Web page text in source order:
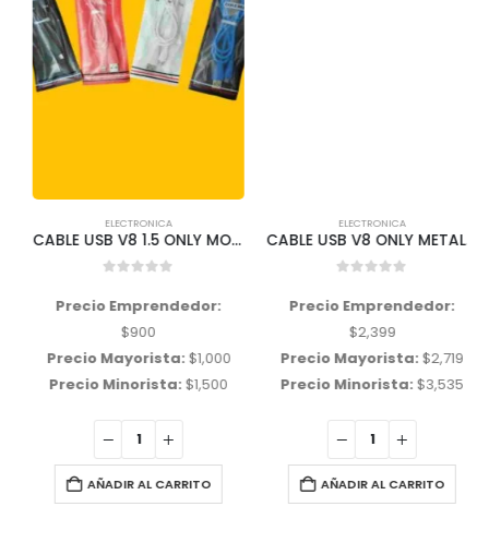
ELECTRONICA
CABLE USB V8 1.5 ONLY MOD 22-21
Precio Emprendedor:
900
Precio Mayorista:$ 1,000
Precio Minorista:$ 1,500
AÑADIR AL CARRITO
ELECTRONICA
CABLE USB V8 ONLY METAL 4.2 NEGRO MOD 55
Precio Emprendedor:
2,399
Precio Mayorista:$ 2,719
Precio Minorista:$ 3,535
AÑADIR AL CARRITO